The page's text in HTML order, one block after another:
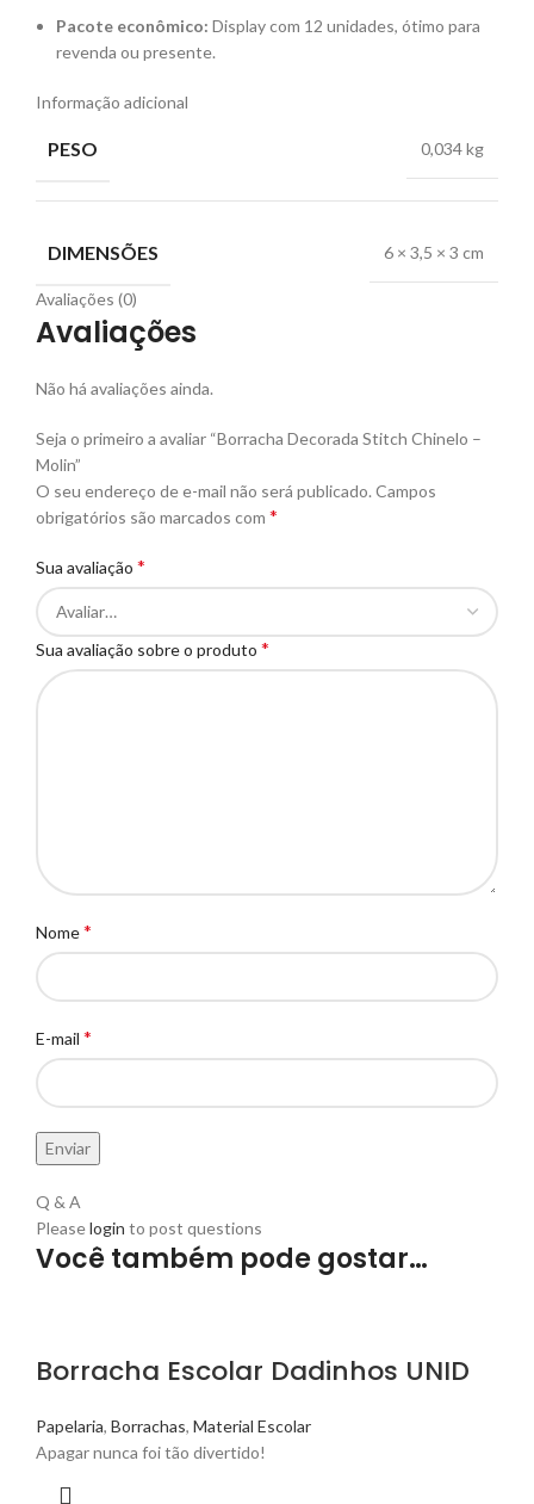
Pacote econômico: Display com 12 unidades, ótimo para
revenda ou presente.
Informação adicional
PESO 0,034 kg
DIMENSÕES 6 × 3,5 × 3 cm
Avaliações (0)
Avaliações
Não há avaliações ainda.
Seja o primeiro a avaliar “Borracha Decorada Stitch Chinelo –
Molin”
O seu endereço de e-mail não será publicado.Campos
obrigatórios são marcados com *
Sua avaliação *
Sua avaliação sobre o produto *
Nome*
E-mail *
Q & A
Pleaselogin to post questions
Você também pode gostar…
Borracha Escolar Dadinhos UNID
Papelaria, Borrachas, Material Escolar
Apagar nunca foi tão divertido!